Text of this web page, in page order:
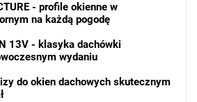
- profile okienne w
na każdą pogodę
13V - klasyka dachówki
wydaniu
do okien dachowych skutecznym